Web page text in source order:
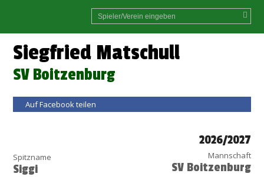
Siegfried Matschull
SV Boitzenburg
Auf Facebook teilen
Spitzname
Siggi
2026/2027
Mannschaft
SV Boitzenburg